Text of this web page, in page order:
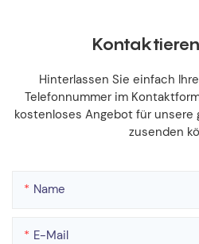
Hinterlassen Sie einfach
Telefonnummer im
kostenloses Angebot für unsere
zusenden
Name
E-Mail